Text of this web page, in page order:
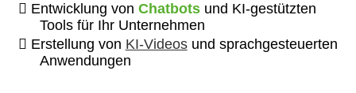
Entwicklung von Chatbotsund KI-gestützten
Tools für Ihr Unternehmen
Erstellung von KI-Videosund sprachgesteuerten
Anwendungen